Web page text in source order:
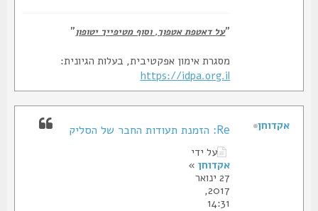
על דאטפת אטפוך, וסוף מטיפייך יטופון"
מסגרת אימון אפקטיבית, בעלות הגיונית:
https://idpa.org.il
על ידי
אקדוחן»
27 ינואר
2017,
אקדוחן